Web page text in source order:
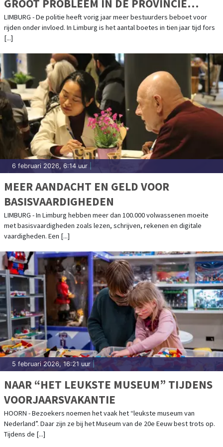
GROOT PROBLEEM IN DE PROVINCIE
LIMBURG. POLITIE SCHROEFT SPECIFIEKE
CONTROLES OP
LIMBURG - De politie heeft vorig jaar meer bestuurders beboet voor
rijden onder invloed. In Limburg is het aantal boetes in tien jaar tijd fors
[...]
6 februari 2026, 6:14 uur
MEER AANDACHT EN GELD VOOR
BASISVAARDIGHEDEN
LIMBURG - In Limburg hebben meer dan 100.000 volwassenen moeite
met basisvaardigheden zoals lezen, schrijven, rekenen en digitale
vaardigheden. Een [...]
5 februari 2026, 16:21 uur |
NAAR “HET LEUKSTE MUSEUM” TIJDENS
VOORJAARSVAKANTIE
HOORN - Bezoekers noemen het vaak het “leukste museum van
Nederland”. Daar zijn ze bij het Museum van de 20e Eeuw best trots op.
Tijdens de [...]